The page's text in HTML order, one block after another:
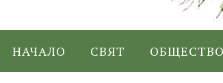
НАЧАЛО СВЯТ ОБЩЕСТВО